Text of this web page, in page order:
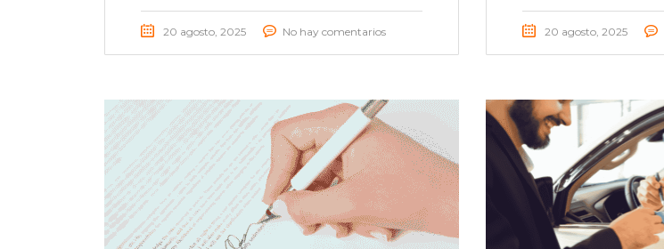
20 agosto, 2025 No hay comentarios 20 agosto, 2025